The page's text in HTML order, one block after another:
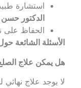
استشارة
الدكتور حسن
الحفاظ على
الأسئلة الشائعة
هل يمكن علاج الصلع
لا يوجد علاج